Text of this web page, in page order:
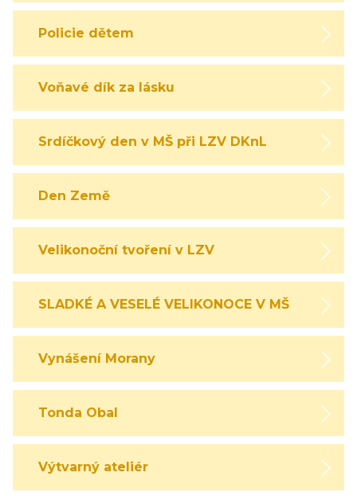
Policie dětem
Voňavé dík za lásku
Srdíčkový den v MŠ při LZV DKnL
Den Země
Velikonoční tvoření v LZV
SLADKÉ A VESELÉ VELIKONOCE V MŠ
Vynášení Morany
Tonda Obal
Výtvarný ateliér